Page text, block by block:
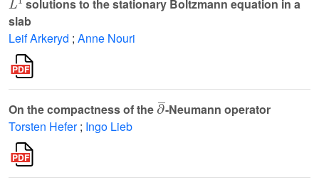
solutions to the stationary Boltzmann equation in a
slab
Leif Arkeryd ; Anne Nouri
On the compactness of the
∂¯
-Neumann operator
Torsten Hefer ; Ingo Lieb